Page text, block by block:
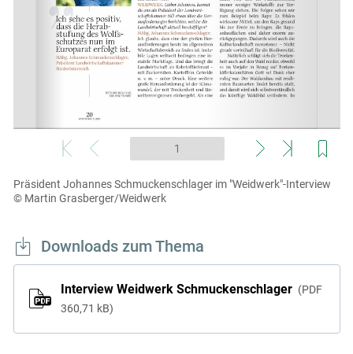
Präsident Johannes Schmuckenschlager im "Weidwerk"-Interview
© Martin Grasberger/Weidwerk
Downloads zum Thema
Interview Weidwerk Schmuckenschlager
PDF
360,71 kB